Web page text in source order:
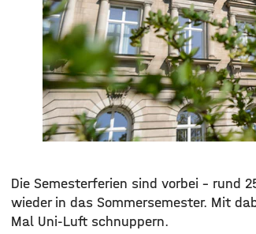
Die Semesterferien sind vorbei – rund
wieder in das Sommersemester. Mit
Mal Uni-Luft schnuppern.